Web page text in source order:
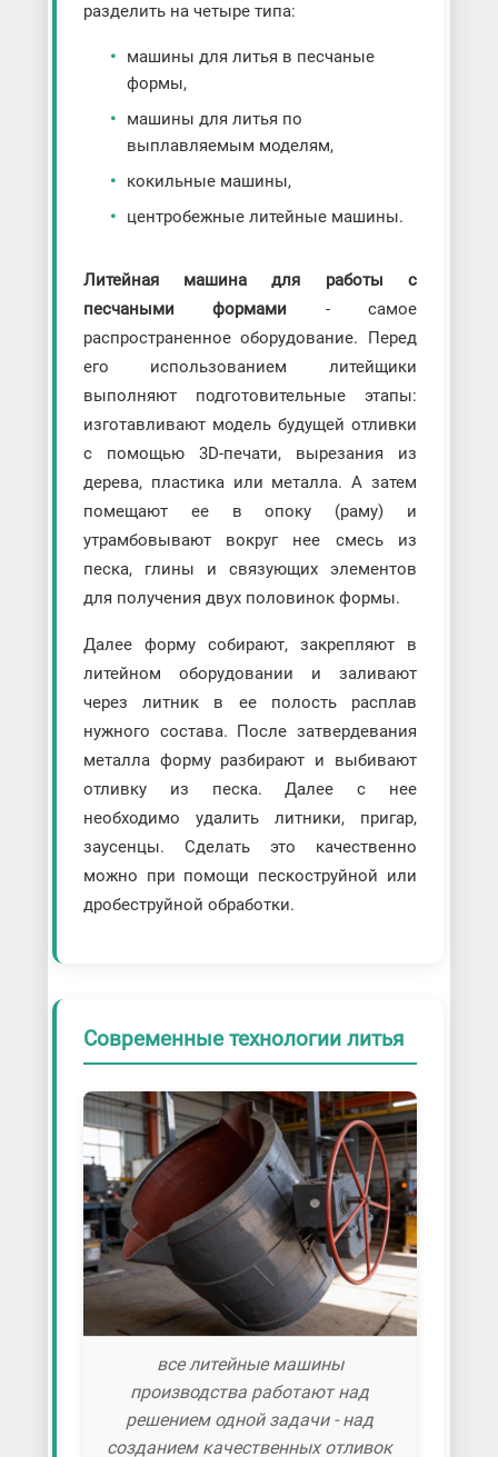
разделить на четыре типа:
машины для литья в песчаные
формы,
машины для литья по
выплавляемым моделям,
кокильные машины,
центробежные литейные машины.
Литейная машина для работы с
песчаными формами - самое
распространенное оборудование. Перед
его использованием литейщики
выполняют подготовительные этапы:
изготавливают модель будущей отливки
с помощью 3D-печати, вырезания из
дерева, пластика или металла. А затем
помещают ее в опоку (раму) и
утрамбовывают вокруг нее смесь из
песка, глины и связующих элементов
для получения двух половинок формы.
Далее форму собирают, закрепляют в
литейном оборудовании и заливают
через литник в ее полость расплав
нужного состава. После затвердевания
металла форму разбирают и выбивают
отливку из песка. Далее с нее
необходимо удалить литники, пригар,
заусенцы. Сделать это качественно
можно при помощи пескоструйной или
дробеструйной обработки.
Современные технологии литья
все литейные машины
производства работают над
решением одной задачи - над
созданием качественных отливок